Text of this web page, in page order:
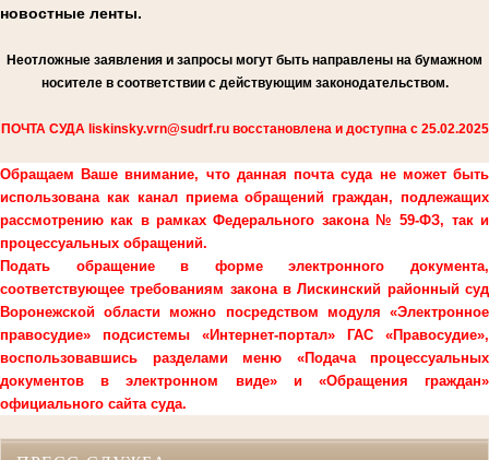
новостные ленты.
Неотложные заявления и запросы могут быть направлены на бумажном
носителе в соответствии с действующим законодательством.
ПОЧТА СУДА liskinsky.vrn@sudrf.ru восстановлена и доступна с 25.02.2025
Обращаем Ваше внимание, что данная почта суда не может быть
использована как канал приема обращений граждан, подлежащих
рассмотрению как в рамках Федерального закона № 59-ФЗ, так и
процессуальных обращений.
Подать обращение в форме электронного документа,
соответствующее требованиям закона в Лискинский районный суд
Воронежской области можно посредством модуля «Электронное
правосудие» подсистемы «Интернет-портал» ГАС «Правосудие»,
воспользовавшись разделами меню «Подача процессуальных
документов в электронном виде» и «Обращения граждан»
официального сайта суда.